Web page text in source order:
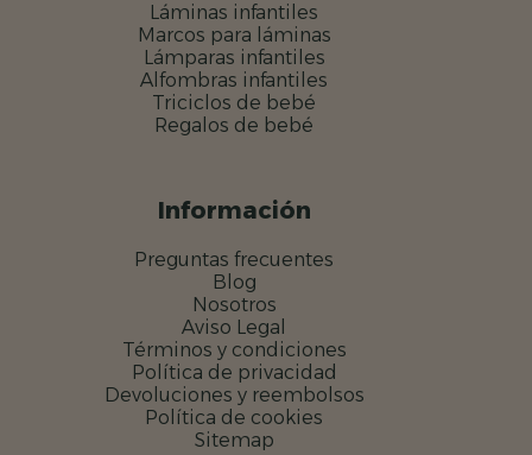
Láminas infantiles
Marcos para láminas
Lámparas infantiles
Alfombras infantiles
Triciclos de bebé
Regalos de bebé
Información
Preguntas frecuentes
Blog
Nosotros
Aviso Legal
Términos y condiciones
Política de privacidad
Devoluciones y reembolsos
Política de cookies
Sitemap